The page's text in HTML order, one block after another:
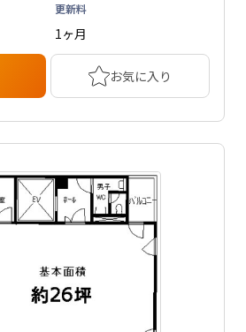
更新料
1ヶ月
お気に入り